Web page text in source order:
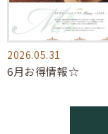
2026.05.31
6月お得情報☆